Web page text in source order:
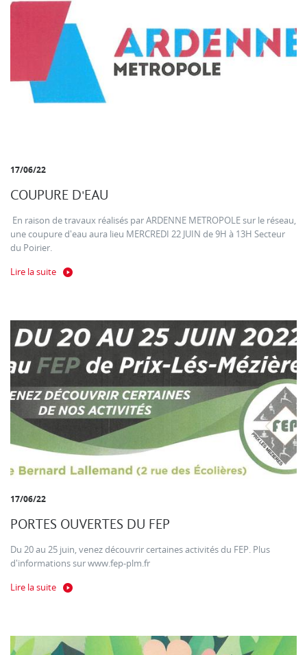
17/06/22
COUPURE D'EAU
En raison de travaux réalisés par ARDENNE METROPOLE sur le réseau,
une coupure d'eau aura lieu MERCREDI 22 JUIN de 9H à 13H Secteur
du Poirier.
Lire la suite
17/06/22
PORTES OUVERTES DU FEP
Du 20 au 25 juin, venez découvrir certaines activités du FEP. Plus
d'informations sur www.fep-plm.fr
Lire la suite